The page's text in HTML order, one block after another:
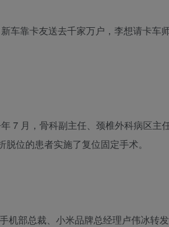
车靠卡友送去千家万户，李想请卡车
7 月，骨科副主任、颈椎外科病区主
位的患者实施了复位固定手术。
部总裁、小米品牌总经理卢伟冰转